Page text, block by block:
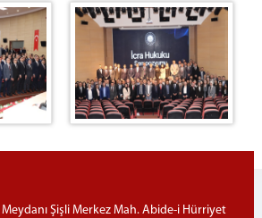
Şişli Merkez Mah. Abide-i Hürriyet